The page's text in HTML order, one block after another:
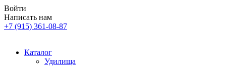
Войти
Написать нам
+7 (915) 361-08-87
Каталог
Удилища